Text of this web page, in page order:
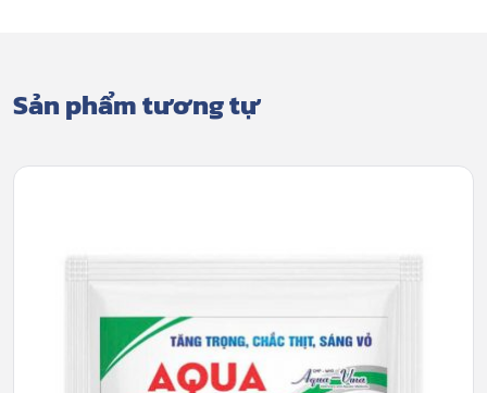
Sản phẩm tương tự